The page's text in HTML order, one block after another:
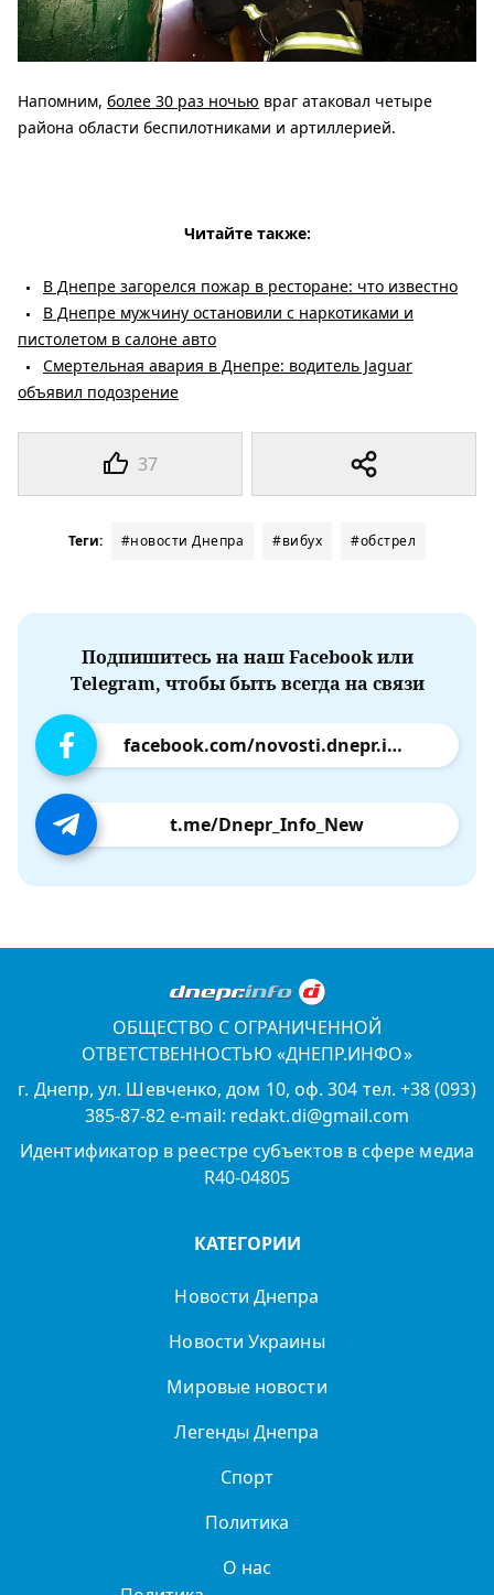
37
Напомним, более 30 раз ночью враг атаковал четыре
района области беспилотниками и артиллерией.
Читайте также:
В Днепре загорелся пожар в ресторане: что известно
В Днепре мужчину остановили с наркотиками и
пистолетом в салоне авто
Смертельная авария в Днепре: водитель Jaguar
объявил подозрение
Теги: #новости Днепра #вибух #обстрел
Подпишитесь на наш Facebook или
Telegram, чтобы быть всегда на связи
facebook.com/novosti.dnepr.info
t.me/Dnepr_Info_New
ОБЩЕСТВО С ОГРАНИЧЕННОЙ
ОТВЕТСТВЕННОСТЬЮ «ДНЕПР.ИНФО»
г. Днепр, ул. Шевченко, дом 10, оф. 304 тел. +38 (093)
385-87-82 e-mail: redakt.di@gmail.com
Идентификатор в реестре субъектов в сфере медиа
R40-04805
КАТЕГОРИИ
Новости Днепра
Новости Украины
Мировые новости
Легенды Днепра
Спорт
Политика
О нас